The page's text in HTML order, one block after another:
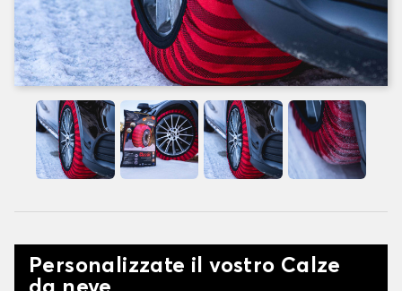
Personalizzate il vostro Calze